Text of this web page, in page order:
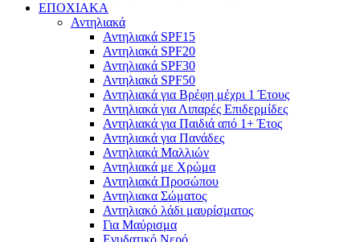
ΕΠΟΧΙΑΚΑ
Αντηλιακά
Αντηλιακά SPF15
Αντηλιακά SPF20
Αντηλιακά SPF30
Αντηλιακά SPF50
Αντηλιακά για Βρέφη μέχρι 1 Έτους
Αντηλιακά για Λιπαρές Επιδερμίδες
Αντηλιακά για Παιδιά από 1+ Έτος
Αντηλιακά για Πανάδες
Αντηλιακά Μαλλιών
Αντηλιακά με Χρώμα
Αντηλιακά Προσώπου
Αντηλιακα Σώματος
Αντηλιακό λάδι μαυρίσματος
Για Μαύρισμα